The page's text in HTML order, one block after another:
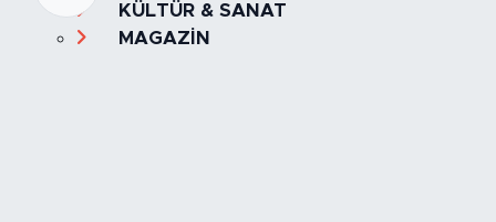
KÜLTÜR & SANAT
MAGAZİN